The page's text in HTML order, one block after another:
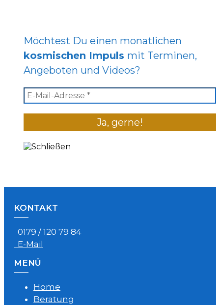
Möchtest Du einen monatlichen
kosmischen Impuls mit Terminen,
Angeboten und Videos?
KONTAKT
0179 / 120 79 84
E-Mail
MENÜ
Home
Beratung